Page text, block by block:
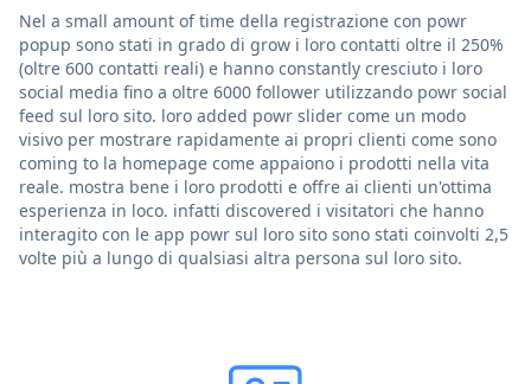
Nel a small amount of time della registrazione con powr
popup sono stati in grado di grow i loro contatti oltre il 250%
(oltre 600 contatti reali) e hanno constantly cresciuto i loro
social media fino a oltre 6000 follower utilizzando powr social
feed sul loro sito. loro added powr slider come un modo
visivo per mostrare rapidamente ai propri clienti come sono
coming to la homepage come appaiono i prodotti nella vita
reale. mostra bene i loro prodotti e offre ai clienti un'ottima
esperienza in loco. infatti discovered i visitatori che hanno
interagito con le app powr sul loro sito sono stati coinvolti 2,5
volte più a lungo di qualsiasi altra persona sul loro sito.